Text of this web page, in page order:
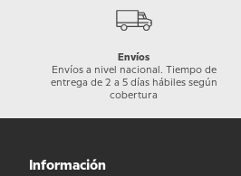
Envíos
Envíos a nivel nacional. Tiempo de
entrega de 2 a 5 días hábiles según
cobertura
Información